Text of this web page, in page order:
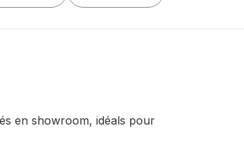
en showroom, idéals pour